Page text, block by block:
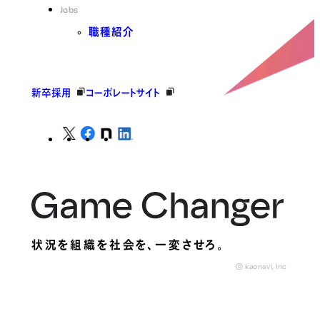
Jobs
職種紹介
新卒採用 コーポレートサイト
状況を組織を社会を、一変させろ。
© kaonavi, Inc